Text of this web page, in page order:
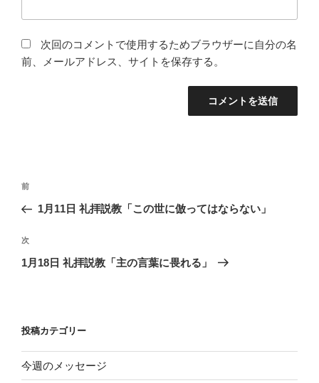
次回のコメントで使用するためブラウザーに自分の名
前、メールアドレス、サイトを保存する。
投
ナ
ビ
ゲ
ン
前
の
稿
前
1月11日 礼拝説教「この世に倣ってはならない」
次
の
次
1月18日 礼拝説教「主の言葉に畏れる」
投稿カテゴリー
今週のメッセージ